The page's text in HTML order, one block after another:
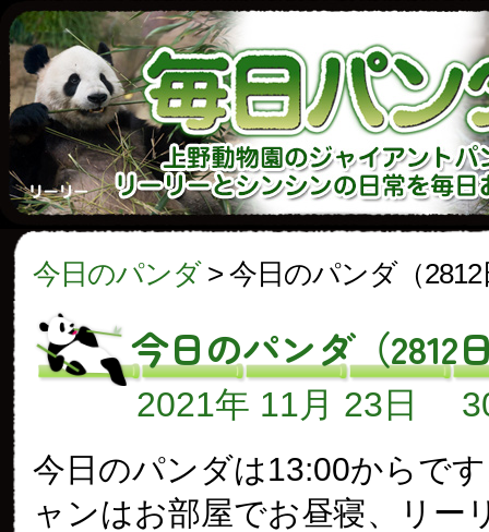
今日のパンダ> 今日のパンダ（2812
今日のパンダ（2812
2021年 11月 23日
今日のパンダは13:00からで
ャンはお部屋でお昼寝、リー